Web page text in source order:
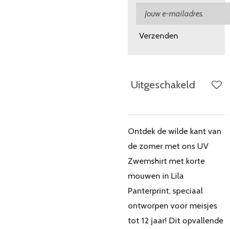
Verzenden
Uitgeschakeld
Ontdek de wilde kant van
de zomer met ons UV
Zwemshirt met korte
mouwen in Lila
Panterprint, speciaal
ontworpen voor meisjes
tot 12 jaar! Dit opvallende